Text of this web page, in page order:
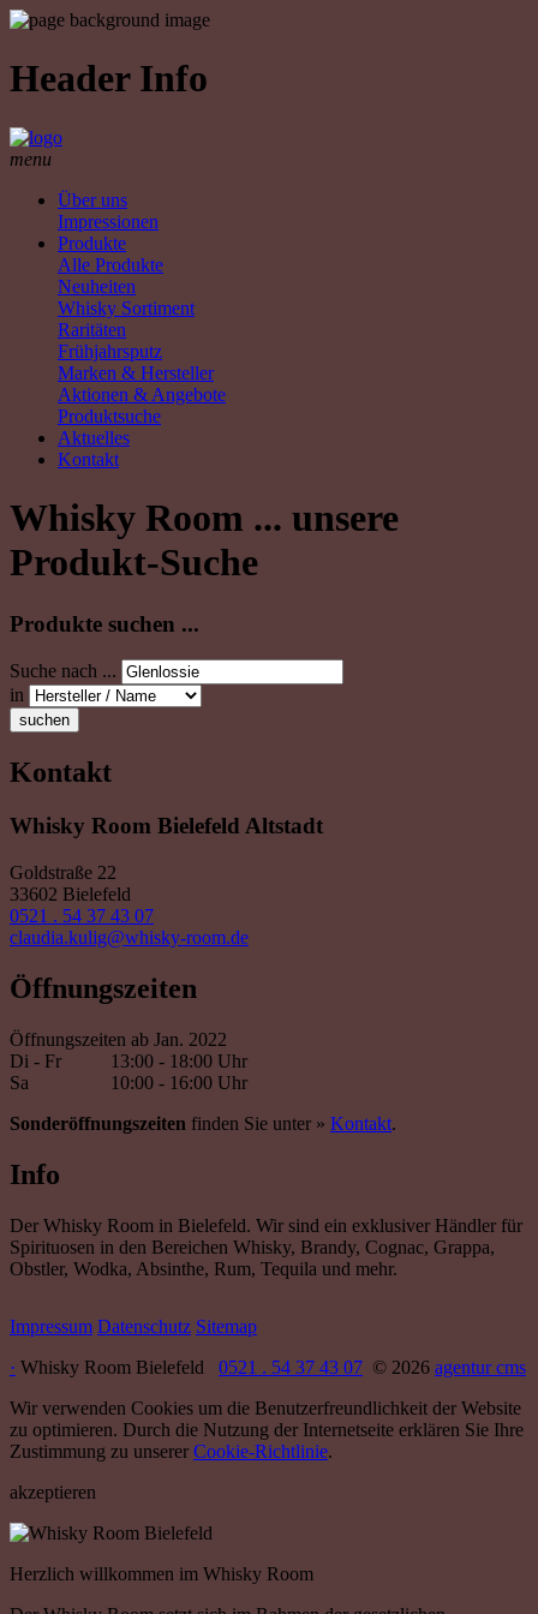
Header Info
menu
Über uns
Impressionen
Produkte
Alle Produkte
Neuheiten
Whisky Sortiment
Raritäten
Frühjahrsputz
Marken & Hersteller
Aktionen & Angebote
Produktsuche
Aktuelles
Kontakt
Whisky Room ... unsere
Produkt-Suche
Produkte suchen ...
Suche nach ...
in
suchen
Kontakt
Whisky Room Bielefeld Altstadt
Goldstraße 22
33602 Bielefeld
0521 . 54 37 43 07
claudia.kulig@whisky-room.de
Öffnungszeiten
Öffnungszeiten ab Jan. 2022
Di - Fr
13:00 - 18:00 Uhr
Sa
10:00 - 16:00 Uhr
Sonderöffnungszeiten finden Sie unter » Kontakt.
Info
Der Whisky Room in Bielefeld. Wir sind ein exklusiver Händler für
Spirituosen in den Bereichen Whisky, Brandy, Cognac, Grappa,
Obstler, Wodka, Absinthe, Rum, Tequila und mehr.
Impressum Datenschutz Sitemap
· Whisky Room Bielefeld 0521 . 54 37 43 07 © 2026 agentur cms
Wir verwenden Cookies um die Benutzerfreundlichkeit der Website
zu optimieren. Durch die Nutzung der Internetseite erklären Sie Ihre
Zustimmung zu unserer Cookie-Richtlinie.
akzeptieren
Herzlich willkommen im Whisky Room